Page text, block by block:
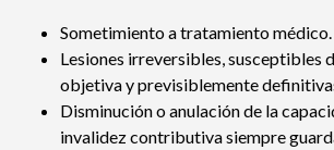
Sometimiento a tratamiento médico.
Lesiones irreversibles, susceptibles
objetiva y previsiblemente
Disminución o anulación de la
invalidez contributiva siempre